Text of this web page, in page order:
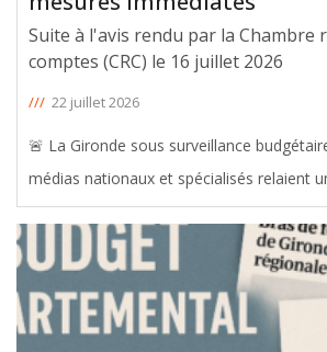
Suite à l'avis rendu par la Chambre
comptes (CRC) le 16 juillet 2026
/// 22 juillet 2026
🚨 La Gironde sous surveillance budgétaire 🚨
médias nationaux et spécialisés relaient
qualifiée d’exceptionnelle concernant les
Département de la Gironde. 📉 La Chambre régionale des
comptes a relevé un